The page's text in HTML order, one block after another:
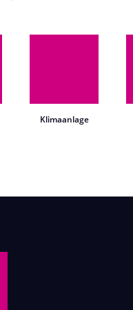
Klimaanlage